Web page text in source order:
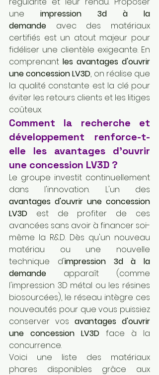
une impression 3d à la
demande avec des matériaux
certifiés est un atout majeur pour
fidéliser une clientèle exigeante. En
comprenant les avantages d'ouvrir
une concession LV3D, on réalise que
la qualité constante est la clé pour
éviter les retours clients et les litiges
coûteux.
Comment la recherche et
développement renforce-t-
elle les avantages d'ouvrir
une concession LV3D ?
Le groupe investit continuellement
avantages d'ouvrir une concession
LV3D est de profiter de ces
avancées sans avoir à financer soi-
même la R&D. Dès qu'un nouveau
matériau ou une nouvelle
technique d'impression 3d à la
demande apparaît (comme
l'impression 3D métal ou les résines
biosourcées), le réseau intègre ces
nouveautés pour que vous puissiez
conserver vos avantages d'ouvrir
une concession LV3D face à la
concurrence.
Voici une liste des matériaux